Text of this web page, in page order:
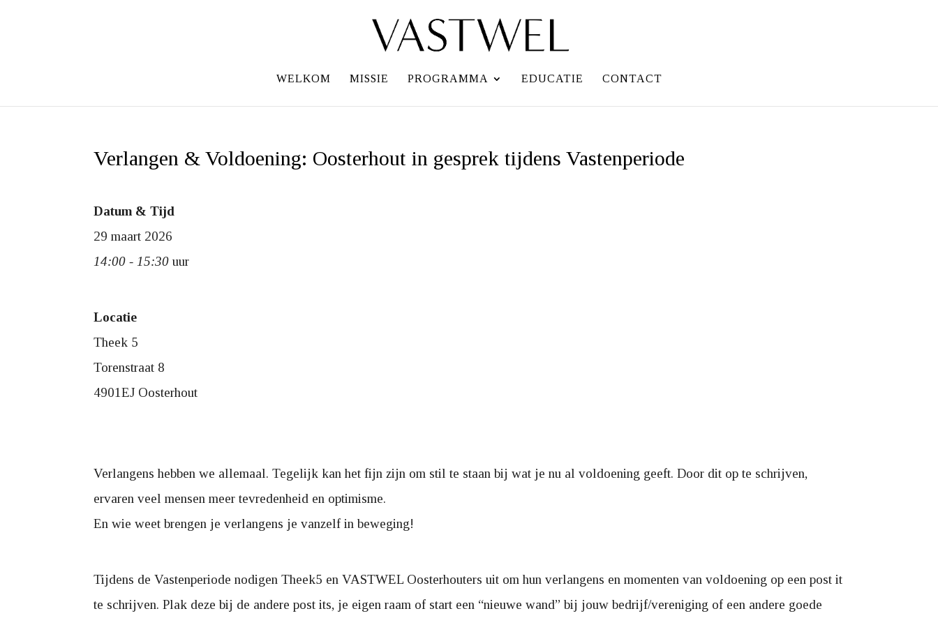
WELKOM MISSIE PROGRAMMA EDUCATIE CONTACT
Verlangen & Voldoening: Oosterhout in gesprek tijdens Vastenperiode
Datum & Tijd
29 maart 2026
14:00 - 15:30 uur
Locatie
Theek 5
Torenstraat 8
4901EJ Oosterhout
Verlangens hebben we allemaal. Tegelijk kan het fijn zijn om stil te staan bij wat je nu al voldoening geeft. Door dit op te schrijven,
ervaren veel mensen meer tevredenheid en optimisme.
En wie weet brengen je verlangens je vanzelf in beweging!
Tijdens de Vastenperiode nodigen Theek5 en VASTWEL Oosterhouters uit om hun verlangens en momenten van voldoening op een post it
te schrijven. Plak deze bij de andere post its, je eigen raam of start een “nieuwe wand” bij jouw bedrijf/vereniging of een andere goede